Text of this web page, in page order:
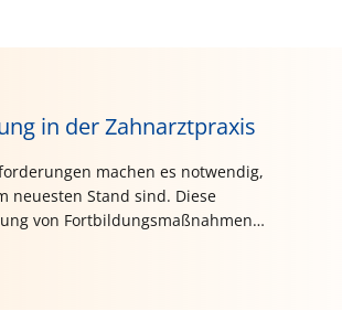
in der Zahnarztpraxis
machen es notwendig,
neuesten Stand sind. Diese
von Fortbildungsmaßnahmen